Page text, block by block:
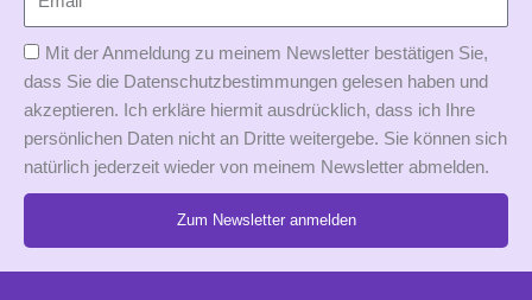
Mit der Anmeldung zu meinem Newsletter bestätigen Sie,
dass Sie die Datenschutzbestimmungen gelesen haben und
akzeptieren. Ich erkläre hiermit ausdrücklich, dass ich Ihre
persönlichen Daten nicht an Dritte weitergebe. Sie können sich
natürlich jederzeit wieder von meinem Newsletter abmelden.
Zum Newsletter anmelden